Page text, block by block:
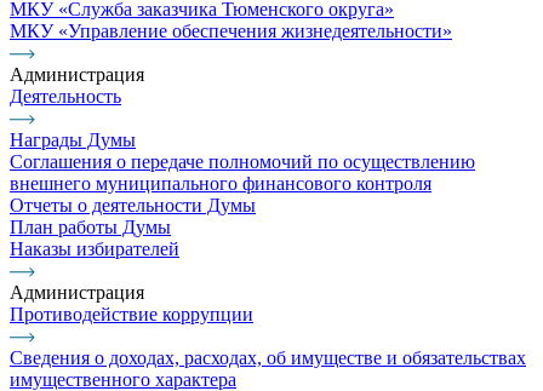
МКУ «Служба заказчика Тюменского округа»
МКУ «Управление обеспечения жизнедеятельности»
Администрация
Деятельность
Награды Думы
Соглашения о передаче полномочий по осуществлению
внешнего муниципального финансового контроля
Отчеты о деятельности Думы
План работы Думы
Наказы избирателей
Администрация
Противодействие коррупции
Сведения о доходах, расходах, об имуществе и обязательствах
имущественного характера